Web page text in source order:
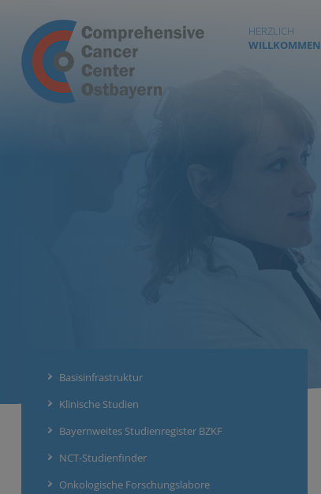
HERZLICH
WILLKOMMEN
Basisinfrastruktur
Klinische Studien
Bayernweites Studienregister BZKF
NCT-Studienfinder
Onkologische Forschungslabore